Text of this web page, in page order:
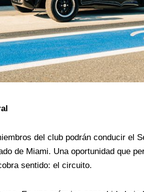
del club podrán conducir el
de Miami. Una oportunidad que
sentido: el circuito.